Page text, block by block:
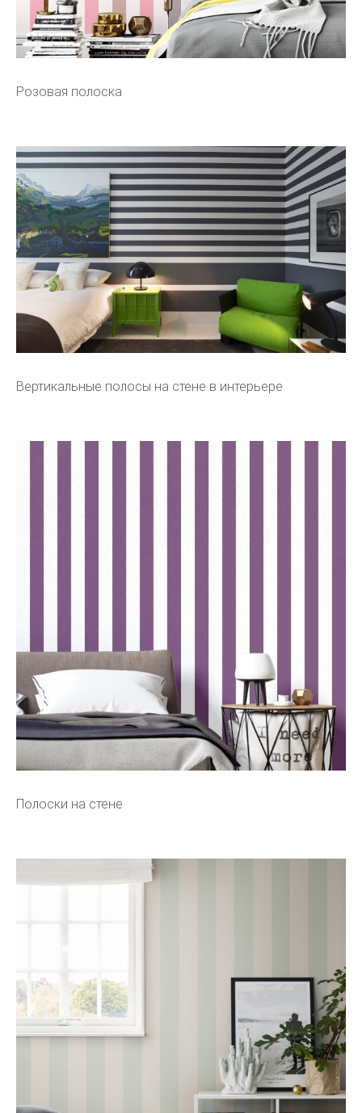
Розовая полоска
Вертикальные полосы на стене в интерьере
Полоски на стене